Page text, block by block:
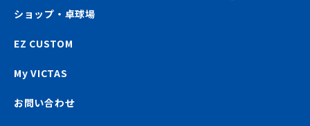
ショップ・卓球場
EZ CUSTOM
My VICTAS
お問い合わせ